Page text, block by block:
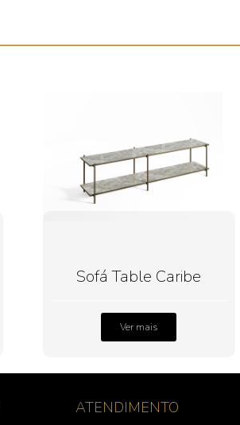
Sofá Table Caribe
Ver mais
ATENDIMENTO